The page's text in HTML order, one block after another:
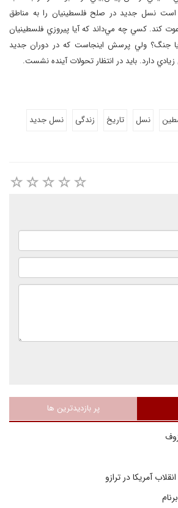
است نسل جديد در صلح فلسطينيان را به مناطق
كند. كسي چه مي‌داند كه آيا پيروزي فلسطينيان
جنگ؟ ولي پرسش اينجاست كه در دوران جديد
زيادي دارد. بايد در انتظار تحولات آينده نشست.
نسل تاریخ زندگی نسل جدید
پر بازدیدترین ها
آمریکا در ترازو